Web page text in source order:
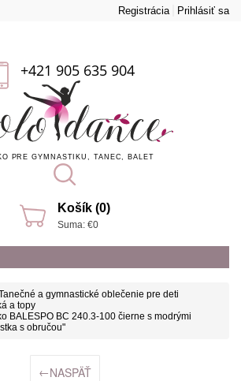
Registrácia Prihlásiť sa
+421 905 635 904
PRE GYMNASTIKU, TANEC, BALET
Košík (0)
Suma: €0
a gymnastické oblečenie pre deti
a topy
BALESPO BC 240.3-100 čierne s modrými
s obručou"
←NASPÄŤ